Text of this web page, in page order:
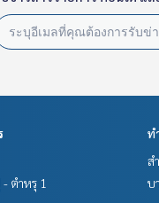
ตำหรุ 1
ท
ส
บ